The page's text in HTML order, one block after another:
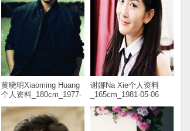
黄晓明Xiaoming Huang
个人资料_180cm_1977-
谢娜Na Xie个人资料
_165cm_1981-05-06